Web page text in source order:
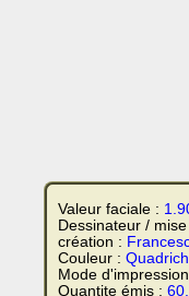
Valeur faciale :
Dessinateur /
création :
Couleur :
Mode
Quantite émis :